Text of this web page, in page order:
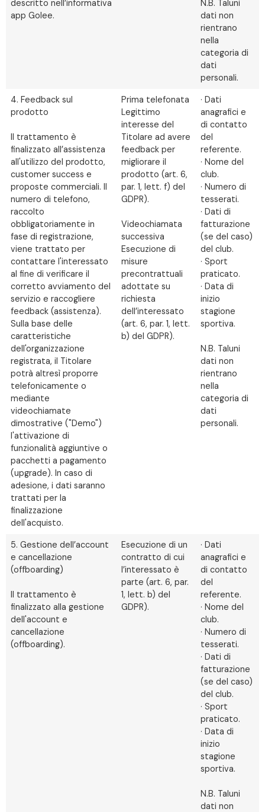
descritto nell’informativa
app Golee.
N.B. Taluni
dati non
rientrano
nella
categoria di
dati
personali.
4. Feedback sul
prodotto
Il trattamento è
finalizzato all’assistenza
all'utilizzo del prodotto,
customer success e
proposte commerciali. Il
numero di telefono,
raccolto
obbligatoriamente in
fase di registrazione,
viene trattato per
contattare l'interessato
al fine di verificare il
corretto avviamento del
servizio e raccogliere
feedback (assistenza).
Sulla base delle
caratteristiche
dell'organizzazione
registrata, il Titolare
potrà altresì proporre
telefonicamente o
mediante
videochiamate
dimostrative ("Demo")
l'attivazione di
funzionalità aggiuntive o
pacchetti a pagamento
(upgrade). In caso di
adesione, i dati saranno
trattati per la
finalizzazione
dell'acquisto.
Prima telefonata
Legittimo
interesse del
Titolare ad avere
feedback per
migliorare il
prodotto (art. 6,
par. 1, lett. f) del
GDPR).
Videochiamata
successiva
Esecuzione di
misure
precontrattuali
adottate su
richiesta
dell’interessato
(art. 6, par. 1, lett.
b) del GDPR).
· Dati
anagrafici e
di contatto
del
referente.
· Nome del
club.
· Numero di
tesserati.
· Dati di
fatturazione
(se del caso)
del club.
· Sport
praticato.
· Data di
inizio
stagione
sportiva.
N.B. Taluni
dati non
rientrano
nella
categoria di
dati
personali.
5. Gestione dell’account
e cancellazione
(offboarding)
Il trattamento è
finalizzato alla gestione
dell'account e
cancellazione
(offboarding).
Esecuzione di un
contratto di cui
l’interessato è
parte (art. 6, par.
1, lett. b) del
GDPR).
· Dati
anagrafici e
di contatto
del
referente.
· Nome del
club.
· Numero di
tesserati.
· Dati di
fatturazione
(se del caso)
del club.
· Sport
praticato.
· Data di
inizio
stagione
sportiva.
N.B. Taluni
dati non